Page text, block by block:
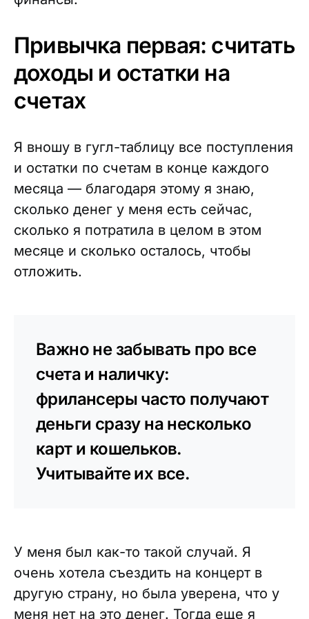
Привычка первая: считать
доходы и остатки на
счетах
Я вношу в гугл-таблицу все поступления
и остатки по счетам в конце каждого
месяца — благодаря этому я знаю,
сколько денег у меня есть сейчас,
сколько я потратила в целом в этом
месяце и сколько осталось, чтобы
отложить.
Важно не забывать про все
счета и наличку:
фрилансеры часто получают
деньги сразу на несколько
карт и кошельков.
Учитывайте их все.
У меня был как-то такой случай. Я
очень хотела съездить на концерт в
другую страну, но была уверена, что у
меня нет на это денег. Тогда еще я